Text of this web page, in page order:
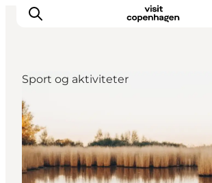
This is Copenhagen
Aktiviteter
Spis & drik
Områder
Sport og aktiviteter